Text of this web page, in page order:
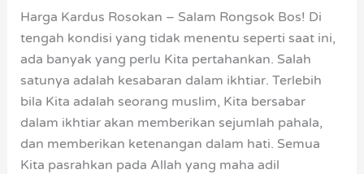
Harga Kardus Rosokan – Salam Rongsok Bos! Di
tengah kondisi yang tidak menentu seperti saat ini,
ada banyak yang perlu Kita pertahankan. Salah
satunya adalah kesabaran dalam ikhtiar. Terlebih
bila Kita adalah seorang muslim, Kita bersabar
dalam ikhtiar akan memberikan sejumlah pahala,
dan memberikan ketenangan dalam hati. Semua
Kita pasrahkan pada Allah yang maha adil